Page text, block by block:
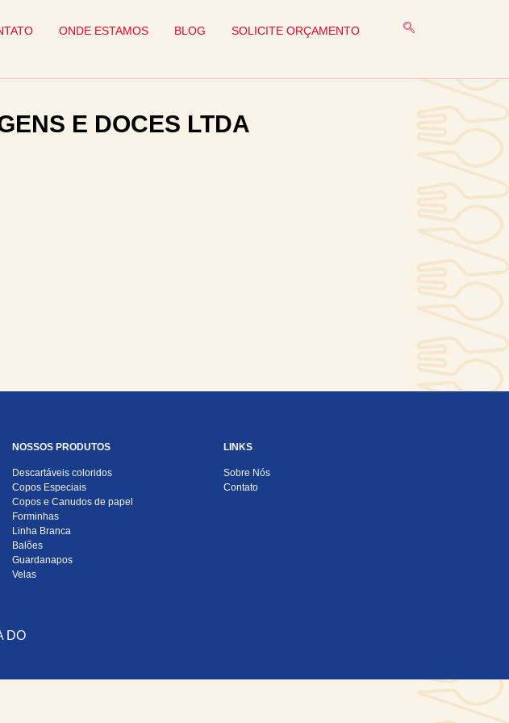
ONDE ESTAMOS BLOG SOLICITE ORÇAMENTO
E DOCES LTDA
NOSSOS PRODUTOS
Descartáveis coloridos
Copos Especiais
Copos e Canudos de papel
Forminhas
Linha Branca
Balões
Guardanapos
Velas
LINKS
Sobre Nós
Contato
DO